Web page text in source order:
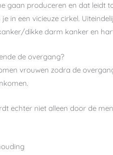
gaan produceren en dat leidt
in een vicieuze cirkel.
dikke darm kanker en
de overgang?
vrouwen zodra de
echter niet alleen door de